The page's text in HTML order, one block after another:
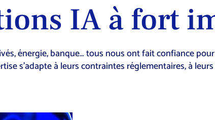
IA à fort
énergie, banque… tous nous ont fait confiance
s’adapte à leurs contraintes réglementaires, à